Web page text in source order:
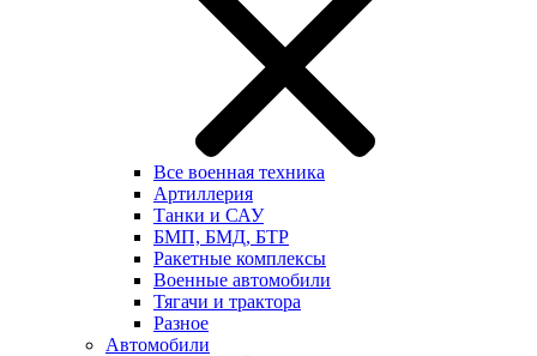
Все военная техника
Артиллерия
Танки и САУ
БМП, БМД, БТР
Ракетные комплексы
Военные автомобили
Тягачи и трактора
Разное
Автомобили